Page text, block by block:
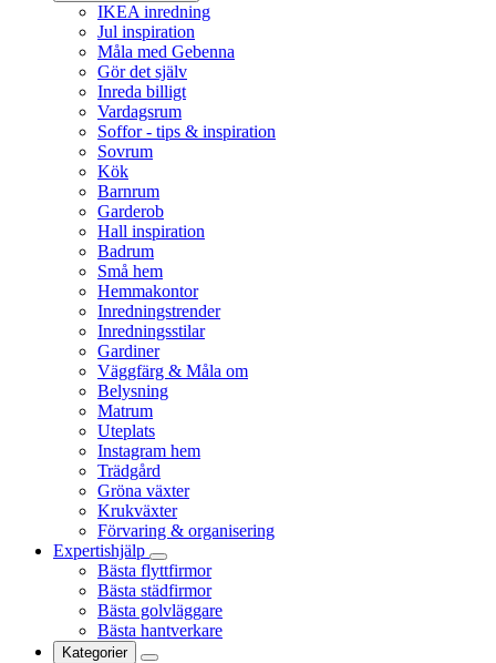
IKEA inredning
Jul inspiration
Måla med Gebenna
Gör det själv
Inreda billigt
Vardagsrum
Soffor - tips & inspiration
Sovrum
Kök
Barnrum
Garderob
Hall inspiration
Badrum
Små hem
Hemmakontor
Inredningstrender
Inredningsstilar
Gardiner
Väggfärg & Måla om
Belysning
Matrum
Uteplats
Instagram hem
Trädgård
Gröna växter
Krukväxter
Förvaring & organisering
Expertishjälp
Bästa flyttfirmor
Bästa städfirmor
Bästa golvläggare
Bästa hantverkare
Kategorier